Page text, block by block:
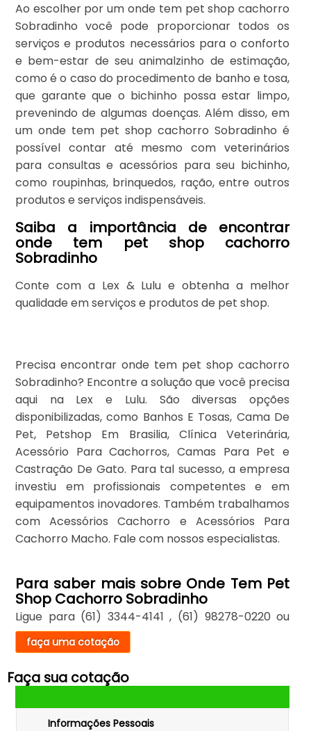
Ao escolher por um onde tem pet shop cachorro
Sobradinho você pode proporcionar todos os
serviços e produtos necessários para o conforto
e bem-estar de seu animalzinho de estimação,
como é o caso do procedimento de banho e tosa,
que garante que o bichinho possa estar limpo,
prevenindo de algumas doenças. Além disso, em
um onde tem pet shop cachorro Sobradinho é
possível contar até mesmo com veterinários
para consultas e acessórios para seu bichinho,
como roupinhas, brinquedos, ração, entre outros
produtos e serviços indispensáveis.
Saiba a importância de encontrar
onde tem pet shop cachorro
Sobradinho
Conte com a Lex & Lulu e obtenha a melhor
qualidade em serviços e produtos de pet shop.
Precisa encontrar onde tem pet shop cachorro
Sobradinho? Encontre a solução que você precisa
aqui na Lex e Lulu. São diversas opções
disponibilizadas, como Banhos E Tosas, Cama De
Pet, Petshop Em Brasilia, Clínica Veterinária,
Acessório Para Cachorros, Camas Para Pet e
Castração De Gato. Para tal sucesso, a empresa
investiu em profissionais competentes e em
equipamentos inovadores. Também trabalhamos
com Acessórios Cachorro e Acessórios Para
Cachorro Macho. Fale com nossos especialistas.
Para saber mais sobre Onde Tem Pet
Shop Cachorro Sobradinho
Ligue para (61) 3344-4141 , (61) 98278-0220 ou
faça uma cotação
Faça sua cotação
Informações Pessoais